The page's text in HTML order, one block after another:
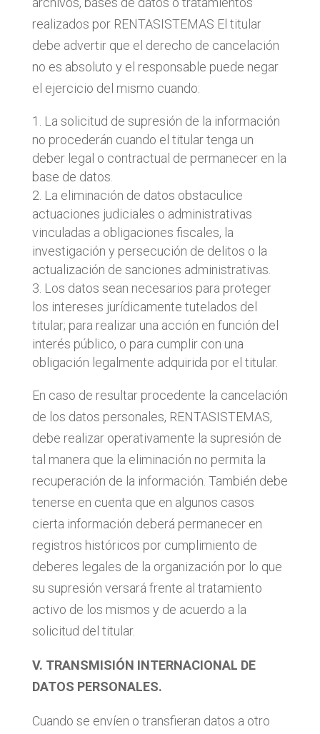
realizados por RENTASISTEMAS El titular
debe advertir que el derecho de cancelación
no es absoluto y el responsable puede negar
el ejercicio del mismo cuando:
La solicitud de supresión de la información
no procederán cuando el titular tenga un
deber legal o contractual de permanecer en la
base de datos.
La eliminación de datos obstaculice
actuaciones judiciales o administrativas
vinculadas a obligaciones fiscales, la
investigación y persecución de delitos o la
actualización de sanciones administrativas.
Los datos sean necesarios para proteger
los intereses jurídicamente tutelados del
titular; para realizar una acción en función del
interés público, o para cumplir con una
obligación legalmente adquirida por el titular.
En caso de resultar procedente la cancelación
de los datos personales, RENTASISTEMAS,
debe realizar operativamente la supresión de
tal manera que la eliminación no permita la
recuperación de la información. También debe
tenerse en cuenta que en algunos casos
cierta información deberá permanecer en
registros históricos por cumplimiento de
deberes legales de la organización por lo que
su supresión versará frente al tratamiento
activo de los mismos y de acuerdo a la
solicitud del titular.
V. TRANSMISIÓN INTERNACIONAL DE
DATOS PERSONALES.
Cuando se envíen o transfieran datos a otro